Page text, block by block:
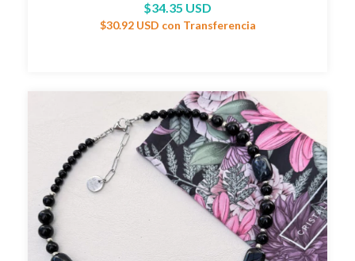
$34.35 USD
$30.92 USD con Transferencia